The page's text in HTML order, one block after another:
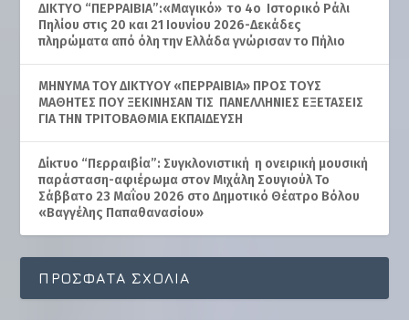
ΔΙΚΤΥΟ “ΠΕΡΡΑΙΒΙΑ”:«Μαγικό» το 4ο Ιστορικό Ράλι
Πηλίου στις 20 και 21 Ιουνίου 2026-Δεκάδες
πληρώματα από όλη την Ελλάδα γνώρισαν το Πήλιο
ΜΗΝΥΜΑ ΤΟΥ ΔΙΚΤΥΟΥ «ΠΕΡΡΑΙΒΙΑ» ΠΡΟΣ ΤΟΥΣ
ΜΑΘΗΤΕΣ ΠΟΥ ΞΕΚΙΝΗΣΑΝ ΤΙΣ ΠΑΝΕΛΛΗΝΙΕΣ ΕΞΕΤΑΣΕΙΣ
ΓΙΑ ΤΗΝ ΤΡΙΤΟΒΑΘΜΙΑ ΕΚΠΑΙΔΕΥΣΗ
Δίκτυο “Περραιβία”: Συγκλονιστική η ονειρική μουσική
παράσταση-αφιέρωμα στον Μιχάλη Σουγιούλ Το
Σάββατο 23 Μαΐου 2026 στο Δημοτικό Θέατρο Βόλου
«Βαγγέλης Παπαθανασίου»
ΠΡΌΣΦΑΤΑ ΣΧΌΛΙΑ